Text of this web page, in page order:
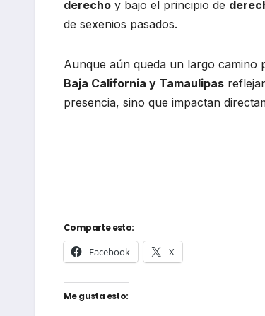
derecho y bajo el principio de
de sexenios pasados.
Aunque aún queda un largo camino
Baja California y Tamaulipas
presencia, sino que impactan
Comparte esto:
Facebook X
Me gusta esto: